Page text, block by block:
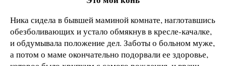
Ника сидела в бывшей маминой комнате, наглотавшись
обезболивающих и устало обмякнув в кресле-качалке,
и обдумывала положение дел. Заботы о больном муже,
а потом о маме окончательно подорвали ее здоровье,